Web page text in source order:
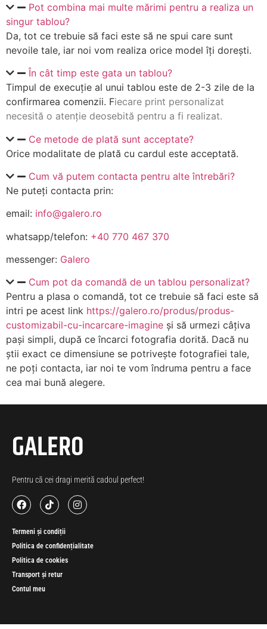
Pot combina mai multe mărimi pentru a realiza un
singur tablou?
Da, tot ce trebuie să faci este să ne spui care sunt
nevoile tale, iar noi vom realiza orice model îți dorești.
În cât timp este gata un tablou?
Timpul de execuție al unui tablou este de 2-3 zile de la
confirmarea comenzii. Fiecare print personalizat
necesită o atenție deosebită pentru a fi realizat.
Ce metode de plată sunt acceptate?
Orice modalitate de plată cu cardul este acceptată.
Cum vă putem contacta pentru alte întrebări?
Ne puteți contacta prin:
email: info@galero.ro
whatsapp/telefon: +40 770 467 370
messenger: Galero
Cum pot da comandă de un tablou personalizat?
Pentru a plasa o comandă, tot ce trebuie să faci este să
intri pe acest link https://galero.ro/produs/produs-
customizabil-cu-incarcare-imagine și să urmezi câțiva
pași simpli, după ce încarci fotografia dorită. Dacă nu
știi exact ce dimensiune se potrivește fotografiei tale,
ne poți contacta, iar noi te vom îndruma pentru a face
cea mai bună alegere.
GALERO
Pentru că cei dragi merită cadoul perfect!
Termeni și condiții
Politica de confidențialitate
Politica de cookies
Transport și retur
Contul meu